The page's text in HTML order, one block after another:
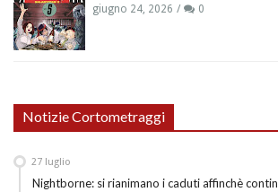
giugno 24, 2026 0
Notizie Cortometraggi
Nightborne: si rianimano i caduti affinchè
27 luglio